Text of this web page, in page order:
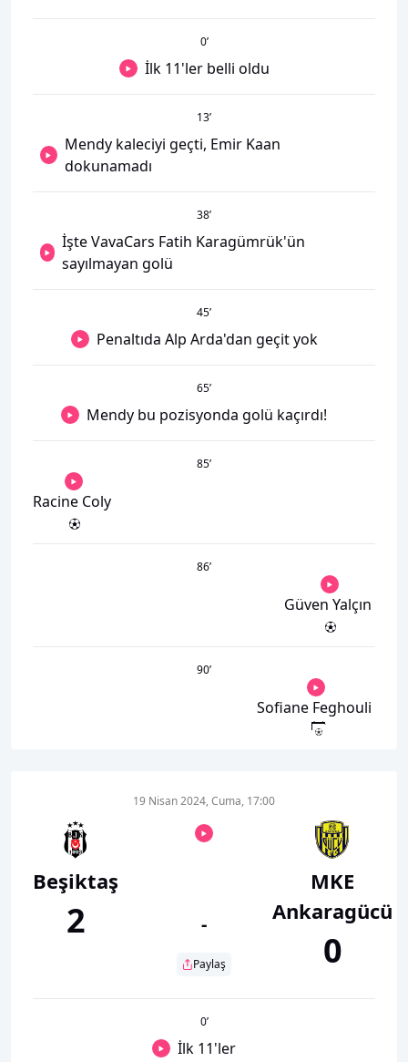
0’
İlk 11'ler belli oldu
13’
Mendy kaleciyi geçti, Emir Kaan
dokunamadı
38’
İşte VavaCars Fatih Karagümrük'ün
sayılmayan golü
45’
Penaltıda Alp Arda'dan geçit yok
65’
Mendy bu pozisyonda golü kaçırdı!
85’
Racine Coly
86’
Güven Yalçın
90’
Sofiane Feghouli
Beşiktaş
2
19 Nisan 2024, Cuma, 17:00
-
Paylaş
MKE
Ankaragücü
0
0’
İlk 11'ler